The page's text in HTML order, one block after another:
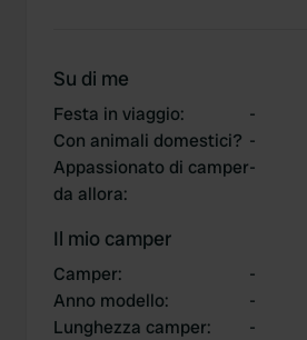
Su di me
Festa in viaggio:
-
Con animali domestici? -
Appassionato di camper
da allora:
-
Il mio camper
Camper:
-
Anno modello:
-
Lunghezza camper:
-